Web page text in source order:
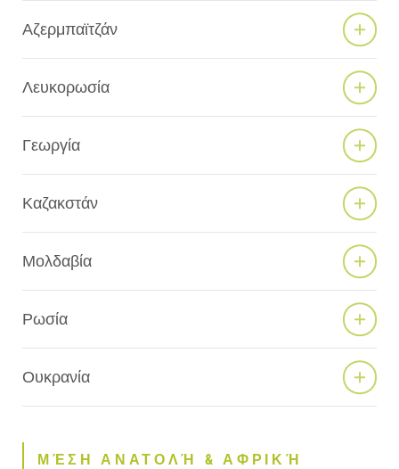
Αζερμπαϊτζάν
Λευκορωσία
Γεωργία
Καζακστάν
Μολδαβία
Ρωσία
Ουκρανία
ΜΈΣΗ ΑΝΑΤΟΛΉ & ΑΦΡΙΚΉ